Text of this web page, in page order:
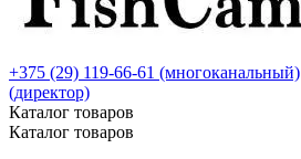
+375 (29) 119-66-61 (многоканальный)
(директор)
Каталог товаров
Каталог товаров